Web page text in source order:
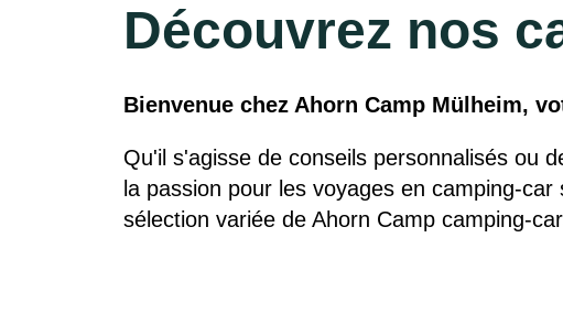
Découvrez nos
Bienvenue chez Ahorn Camp Mülheim,
Qu'il s'agisse de conseils personnalisés ou
la passion pour les voyages en camping-
sélection variée de Ahorn Camp camping-